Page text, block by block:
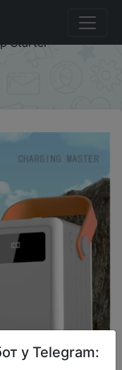
Power Bank Station
Pack For IPhone
Starter
у Telegram: